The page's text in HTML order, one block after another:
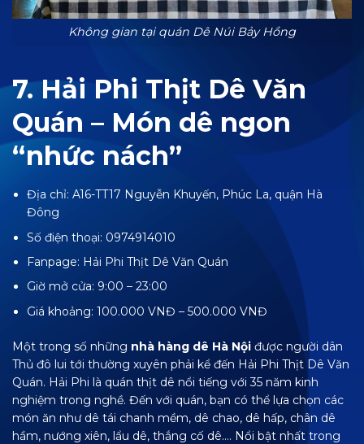
Không gian tại quán Dê Núi Bảy Hồng
7. Hải Phi Thịt Dê Văn
Quán – Món dê ngon
“nhức nách”
Địa chỉ: A16-TT17 Nguyễn Khuyến, Phúc La, quận Hà
Đông
Số điện thoại: 0974914010
Fanpage: Hải Phi Thịt Dê Văn Quán
Giờ mở cửa: 9:00 – 23:00
Giá khoảng: 100.000 VNĐ – 500.000 VNĐ
Một trong số những nhà hàng dê Hà Nội được người dân
Thủ đô lui tới thường xuyên phải kể đến Hải Phi Thịt Dê Văn
Quán. Hải Phi là quán thịt dê nổi tiếng với 35 năm kinh
nghiệm trong nghề. Đến với quán, bạn có thể lựa chọn các
món ăn như dê tái chanh mềm, dê chao, dê hấp, chân dê
hầm, nướng xiên, lẩu dê, thắng cố dê…. Nổi bật nhất trong